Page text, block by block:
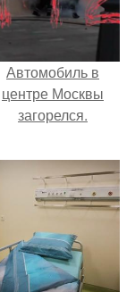
Автомобиль в
центре Москвы
загорелся.